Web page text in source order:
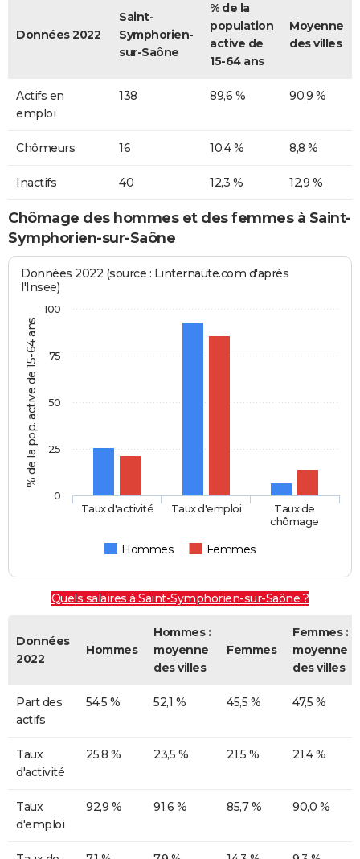
Données 2022
Saint-
Symphorien-
sur-Saône
% de la
population
active de
15-64 ans
Moyenne
des villes
Actifs en
emploi
138 89,6 % 90,9 %
Chômeurs 16 10,4 % 8,8 %
Inactifs 40 12,3 % 12,9 %
Chômage des hommes et des femmes à Saint-
Symphorien-sur-Saône
% de la pop. active de 15-64 ans
Données 2022 (source : Linternaute.com d'après
l'Insee)
Hommes Femmes
Taux d'activité Taux d'emploi
Taux de
chômage
0
25
50
75
100
Quels salaires à Saint-Symphorien-sur-Saône ?
Données
2022
Hommes
Hommes :
moyenne
des villes
Femmes
Femmes :
moyenne
des villes
Part des
actifs
54,5 % 52,1 % 45,5 % 47,5 %
Taux
d'activité
25,8 % 23,5 % 21,5 % 21,4 %
Taux
d'emploi
92,9 % 91,6 % 85,7 % 90,0 %